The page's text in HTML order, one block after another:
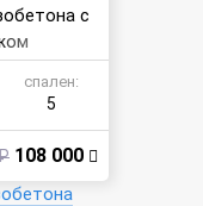
с
спален:
5
108 000